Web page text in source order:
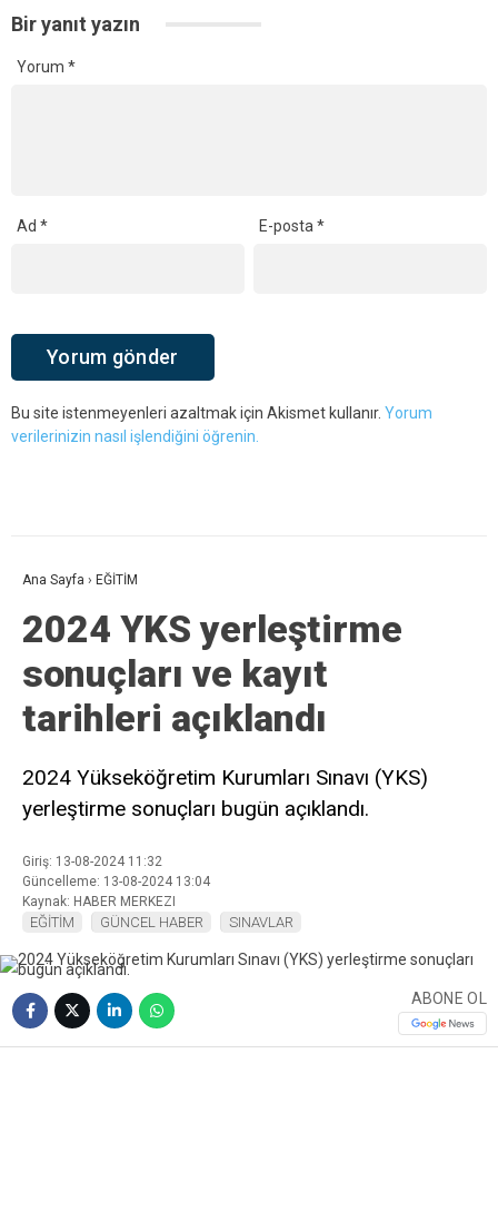
Bir yanıt yazın
Yorum *
Ad * E-posta*
Bu site istenmeyenleri azaltmak için Akismet kullanır. Yorum
verilerinizin nasıl işlendiğini öğrenin.
Ana Sayfa › EĞİTİM
2024 YKS yerleştirme
sonuçları ve kayıt
tarihleri açıklandı
2024 Yükseköğretim Kurumları Sınavı (YKS)
yerleştirme sonuçları bugün açıklandı.
Giriş: 13-08-2024 11:32
Güncelleme: 13-08-2024 13:04
Kaynak: HABER MERKEZI
EĞİTİM GÜNCEL HABER SINAVLAR
ABONE OL